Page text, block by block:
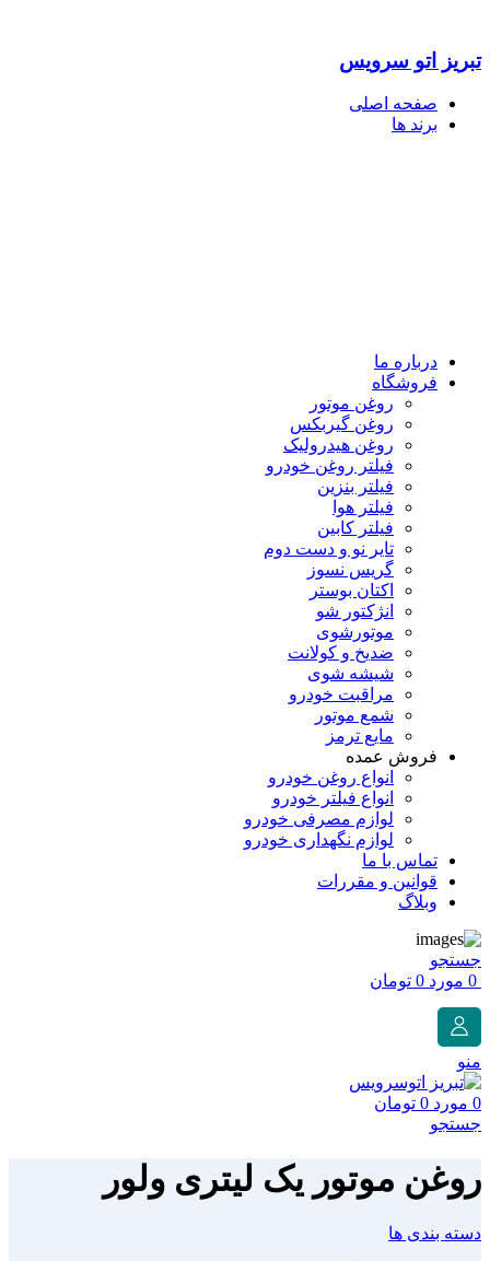
تبریز اتو سرویس
صفحه اصلی
برند ها
درباره ما
فروشگاه
روغن موتور
روغن گیربکس
روغن هیدرولیک
فیلتر روغن خودرو
فیلتر بنزین
فیلتر هوا
فیلتر کابین
تایر نو و دست دوم
گریس نسوز
اکتان بوستر
انژکتور شو
موتورشوی
ضدیخ و کولانت
شیشه شوی
مراقبت خودرو
شمع موتور
مایع ترمز
فروش عمده
انواع روغن خودرو
انواع فیلتر خودرو
لوازم مصرفی خودرو
لوازم نگهداری خودرو
تماس با ما
قوانین و مقررات
وبلاگ
جستجو
0 مورد 0 تومان
منو
0 مورد 0 تومان
جستجو
روغن موتور یک لیتری ولور
دسته بندی ها